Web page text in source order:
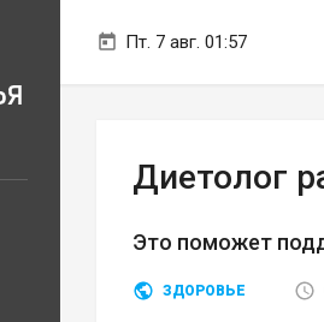
Пт. 7 авг. 01:57
Диетолог
Это поможет
ЗДОРОВЬЕ